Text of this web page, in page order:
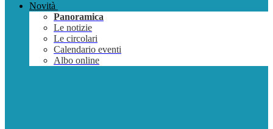
Novità
Panoramica
Le notizie
Le circolari
Calendario eventi
Albo online